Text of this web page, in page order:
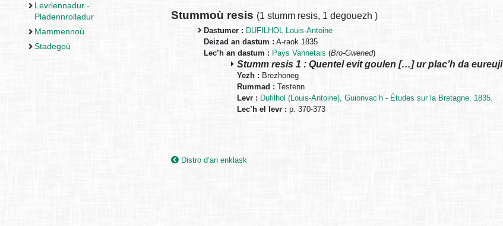
Levrlennadur -
Pladennrolladur
Mammennoù
Stadegoù
Stummoù resis (1 stumm resis, 1 degouezh )
Dastumer : DUFILHOL Louis-Antoine
Deizad an dastum : A-raok 1835
Lec’h an dastum : Pays Vannetais (Bro-Gwened)
Stumm resis 1 : Quentel evit goulen […] ur plac’h da eureuji
Yezh : Brezhoneg
Rummad :Testenn
Levr : Dufilhol (Louis-Antoine), Guionvac’h - Études sur la Bretagne, 1835.
Lec’h el levr :p. 370-373
Distro d’an enklask